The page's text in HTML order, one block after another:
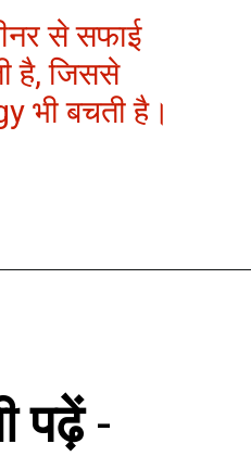
से सफाई
है, जिससे
भी बचती है।
पढ़ें-